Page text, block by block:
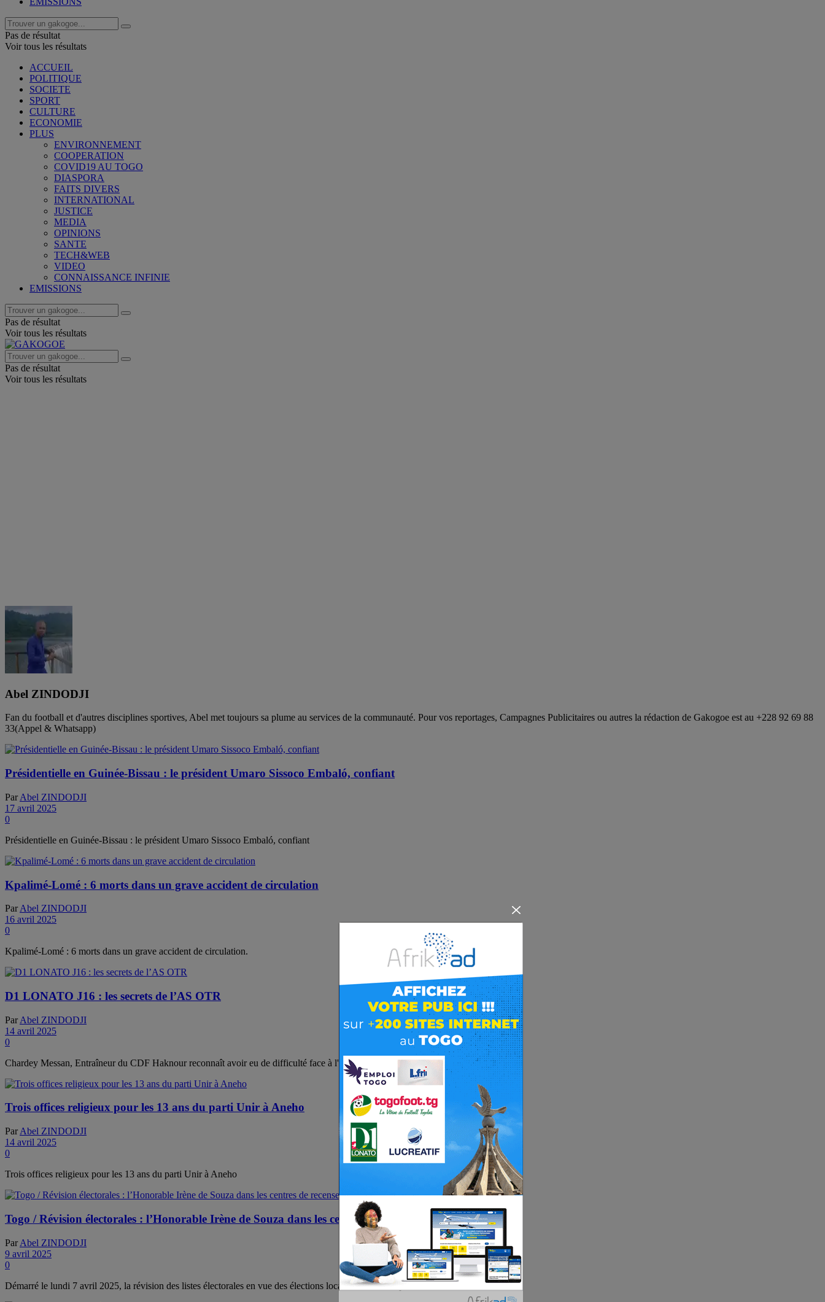
Pas de résultat
Voir tous les résultats
ACCUEIL
POLITIQUE
SOCIETE
SPORT
CULTURE
ECONOMIE
PLUS
ENVIRONNEMENT
COOPERATION
COVID19 AU TOGO
DIASPORA
FAITS DIVERS
INTERNATIONAL
JUSTICE
MEDIA
OPINIONS
SANTE
TECH&WEB
VIDEO
CONNAISSANCE INFINIE
EMISSIONS
Pas de résultat
Voir tous les résultats
Pas de résultat
Voir tous les résultats
Abel ZINDODJI
Fan du football et d'autres disciplines sportives, Abel met toujours sa plume au services de la communauté. Pour vos reportages, Campagnes Publicitaires ou autres la rédaction de Gakogoe est au +228 92 69 88
33(Appel & Whatsapp)
Présidentielle en Guinée-Bissau : le président Umaro Sissoco Embaló, confiant
Par Abel ZINDODJI
17 avril 2025
0
Présidentielle en Guinée-Bissau : le président Umaro Sissoco Embaló, confiant
Kpalimé-Lomé : 6 morts dans un grave accident de circulation
Par Abel ZINDODJI
16 avril 2025
0
Kpalimé-Lomé : 6 morts dans un grave accident de circulation.
D1 LONATO J16 : les secrets de l’AS OTR
Par Abel ZINDODJI
14 avril 2025
0
Chardey Messan, Entraîneur du CDF Haknour reconnaît avoir eu de difficulté face à l'AS OTR
Trois offices religieux pour les 13 ans du parti Unir à Aneho
Par Abel ZINDODJI
14 avril 2025
0
Trois offices religieux pour les 13 ans du parti Unir à Aneho
Togo / Révision électorales : l’Honorable Irène de Souza dans les centres de recensement des Lacs
Par Abel ZINDODJI
9 avril 2025
0
Démarré le lundi 7 avril 2025, la révision des listes électorales en vue des élections locales de 2025 se poursuit...